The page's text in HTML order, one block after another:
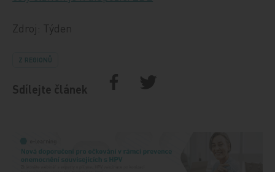
Zdroj: Týden
Z REGIONŮ
Sdílejte článek